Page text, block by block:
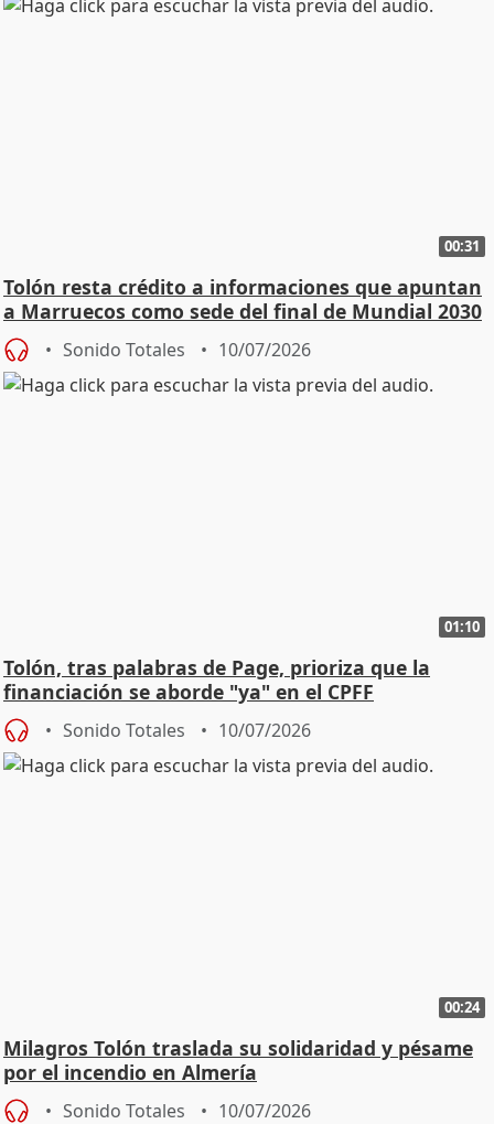
00:31
Tolón resta crédito a informaciones que apuntan
a Marruecos como sede del final de Mundial 2030
Sonido Totales 10/07/2026
01:10
Tolón, tras palabras de Page, prioriza que la
financiación se aborde "ya" en el CPFF
Sonido Totales 10/07/2026
00:24
Milagros Tolón traslada su solidaridad y pésame
por el incendio en Almería
Sonido Totales 10/07/2026